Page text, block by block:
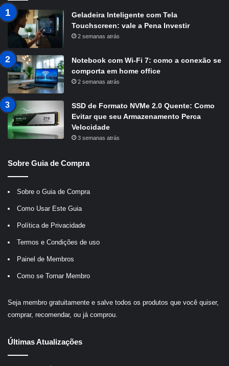
Geladeira Inteligente com Tela
Touchscreen: vale a Pena Investir
2 semanas atrás
Notebook com Wi-Fi 7: como a conexão se
comporta em home office
2 semanas atrás
SSD de Formato NVMe 2.0 Quente: Como
Evitar que seu Armazenamento Perca
Velocidade
3 semanas atrás
Sobre Guia de Compra
Sobre o Guia de Compra
Como Usar Este Guia
Política de Privacidade
Termos e Condições de uso
Painel de Membros
Como se Tornar Membro
Seja membro gratuitamente e salve todos os produtos que você quiser,
comprar, recomendar, ou já comprou.
Últimas Atualizações